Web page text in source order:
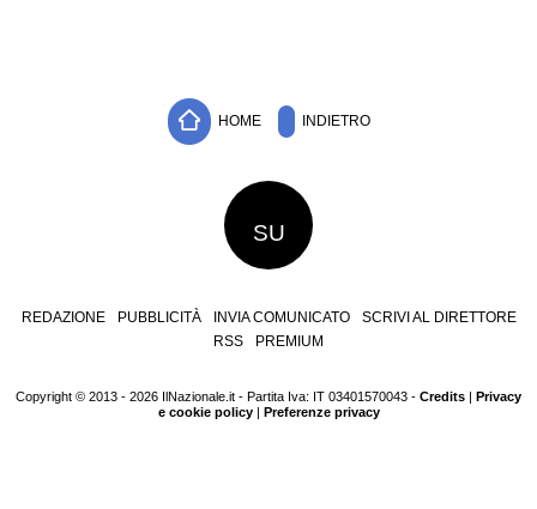
HOME INDIETRO
SU
REDAZIONE PUBBLICITÀ INVIA COMUNICATO
SCRIVI AL DIRETTORE
RSS
PREMIUM
Copyright © 2013 - 2026 IlNazionale.it - Partita Iva: IT 03401570043 - Credits | Privacy
e cookie policy| Preferenze privacy